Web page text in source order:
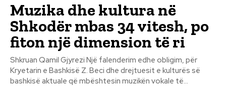
Muzika dhe kultura në
Shkodër mbas 34 vitesh, po
fiton një dimension të ri
Shkruan Qamil Gjyrezi Një falenderim edhe obligim, për
Kryetarin e Bashkisë Z. Beci dhe drejtuesit e kulturës së
bashkisë aktuale që mbështesin muzikën vokale të...